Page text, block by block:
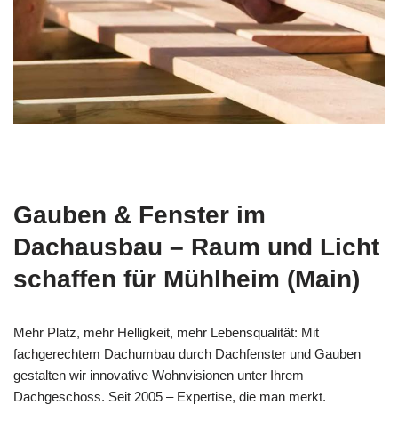
Gauben & Fenster im
Dachausbau – Raum und Licht
schaffen für Mühlheim (Main)
Mehr Platz, mehr Helligkeit, mehr Lebensqualität: Mit
fachgerechtem Dachumbau durch Dachfenster und Gauben
gestalten wir innovative Wohnvisionen unter Ihrem
Dachgeschoss. Seit 2005 – Expertise, die man merkt.